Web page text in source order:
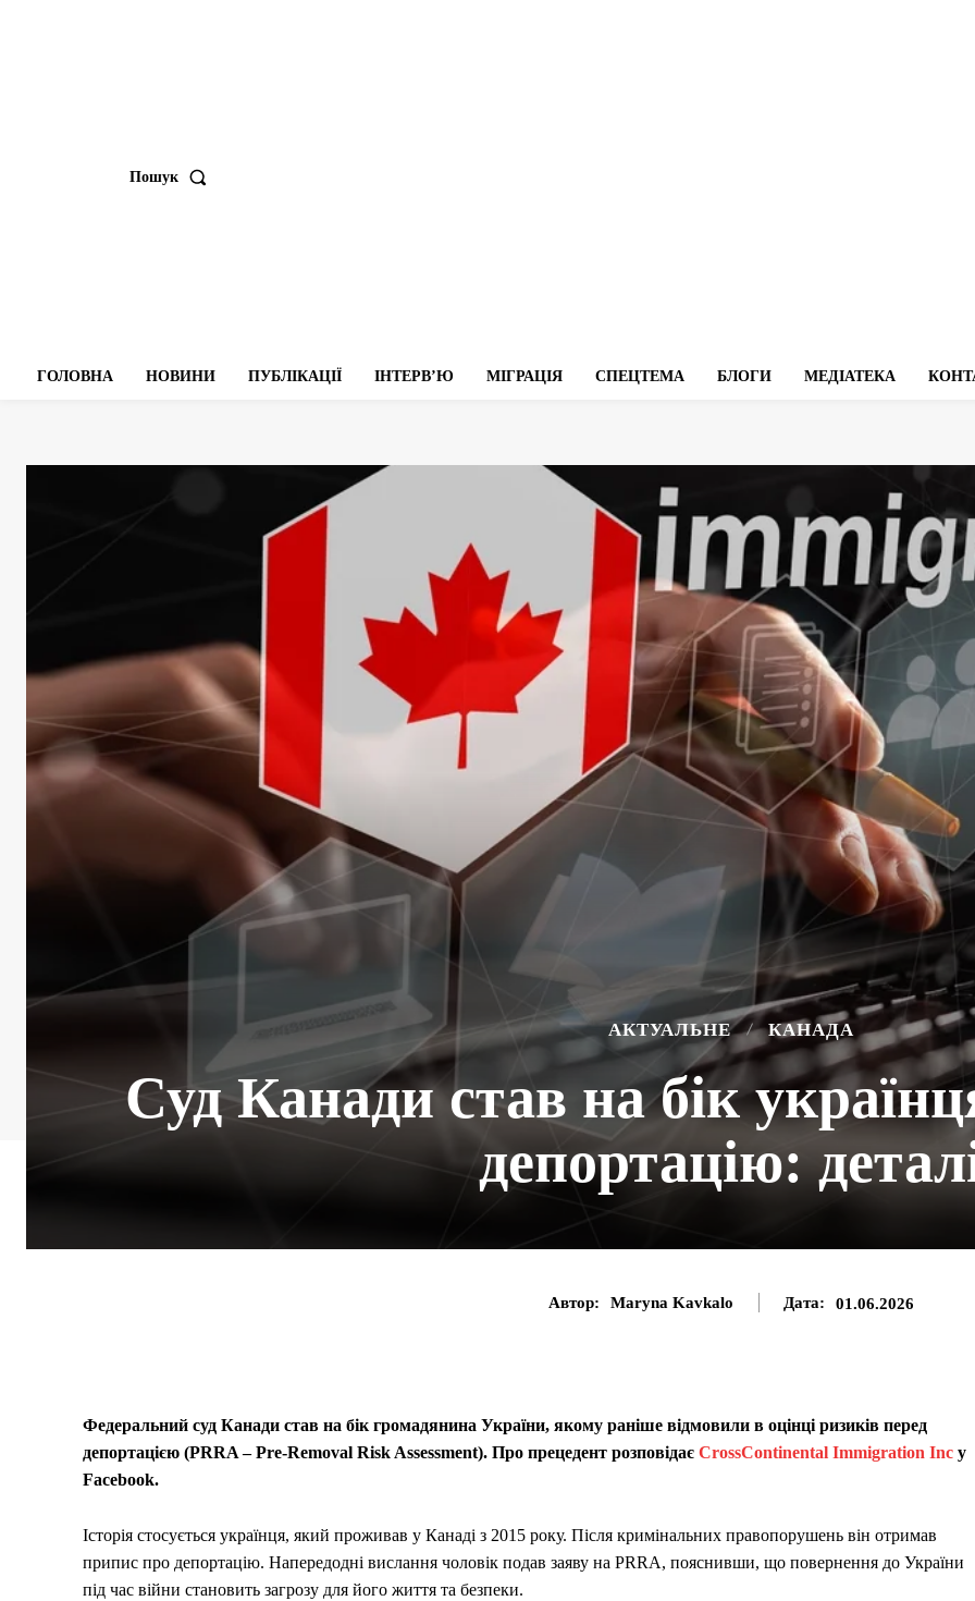
Пошук
ГОЛОВНА НОВИНИ ПУБЛІКАЦІЇ ІНТЕРВʼЮ МІГРАЦІЯ СПЕЦТЕМА БЛОГИ МЕДІАТЕКА
АКТУАЛЬНЕ КАНАДА
Суд Канади став на бік
депортацію:
Автор: Maryna Kavkalo Дата: 01.06.2026
Федеральний суд Канади став на бік громадянина України, якому раніше відмовили в оцінці ризиків перед
депортацією (PRRA – Pre-Removal Risk Assessment). Про прецедент розповідає CrossContinental Immigration Inc у
Facebook.
Історія стосується українця, який проживав у Канаді з 2015 року. Після кримінальних правопорушень він отримав
припис про депортацію. Напередодні вислання чоловік подав заяву на PRRA, пояснивши, що повернення до України
під час війни становить загрозу для його життя та безпеки.